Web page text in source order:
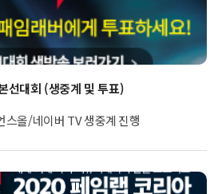
선대회 (생중계 및 투표)
스올/네이버 TV 생중계 진행